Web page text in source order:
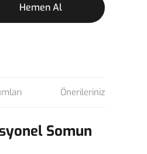
Hemen Al
Önerileriniz
Somun